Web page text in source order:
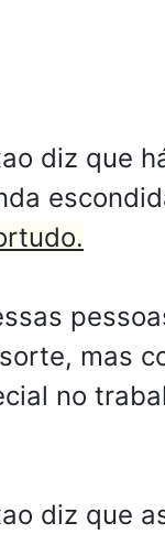
diz que
mas
no
diz que